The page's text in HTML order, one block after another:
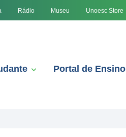
Rádio Museu Unoesc Store
Portal de Ensino